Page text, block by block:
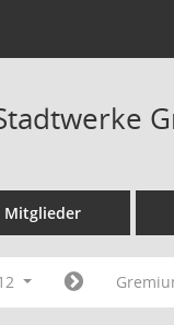
Mitglieder